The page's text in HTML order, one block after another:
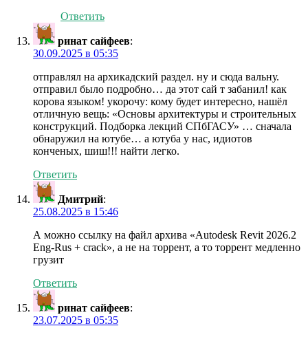
Ответить
ринат сайфеев:
30.09.2025 в 05:35
отправлял на архикадский раздел. ну и сюда вальну.
отправил было подробно… да этот сай т забанил! как
корова языком! укорочу: кому будет интересно, нашёл
отличную вещь: «Основы архитектуры и строительных
конструкций. Подборка лекций СПбГАСУ» … сначала
обнаружил на ютубе… а ютуба у нас, идиотов
конченых, шиш!!! найти легко.
Ответить
Дмитрий:
25.08.2025 в 15:46
А можно ссылку на файл архива «Autodesk Revit 2026.2
Eng-Rus + crack», а не на торрент, а то торрент медленно
грузит
Ответить
ринат сайфеев:
23.07.2025 в 05:35